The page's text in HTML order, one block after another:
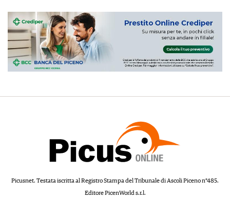
Picusnet. Testata iscritta al Registro Stampa del Tribunale di Ascoli Piceno n°485.
Editore PicenWorld s.r.l.